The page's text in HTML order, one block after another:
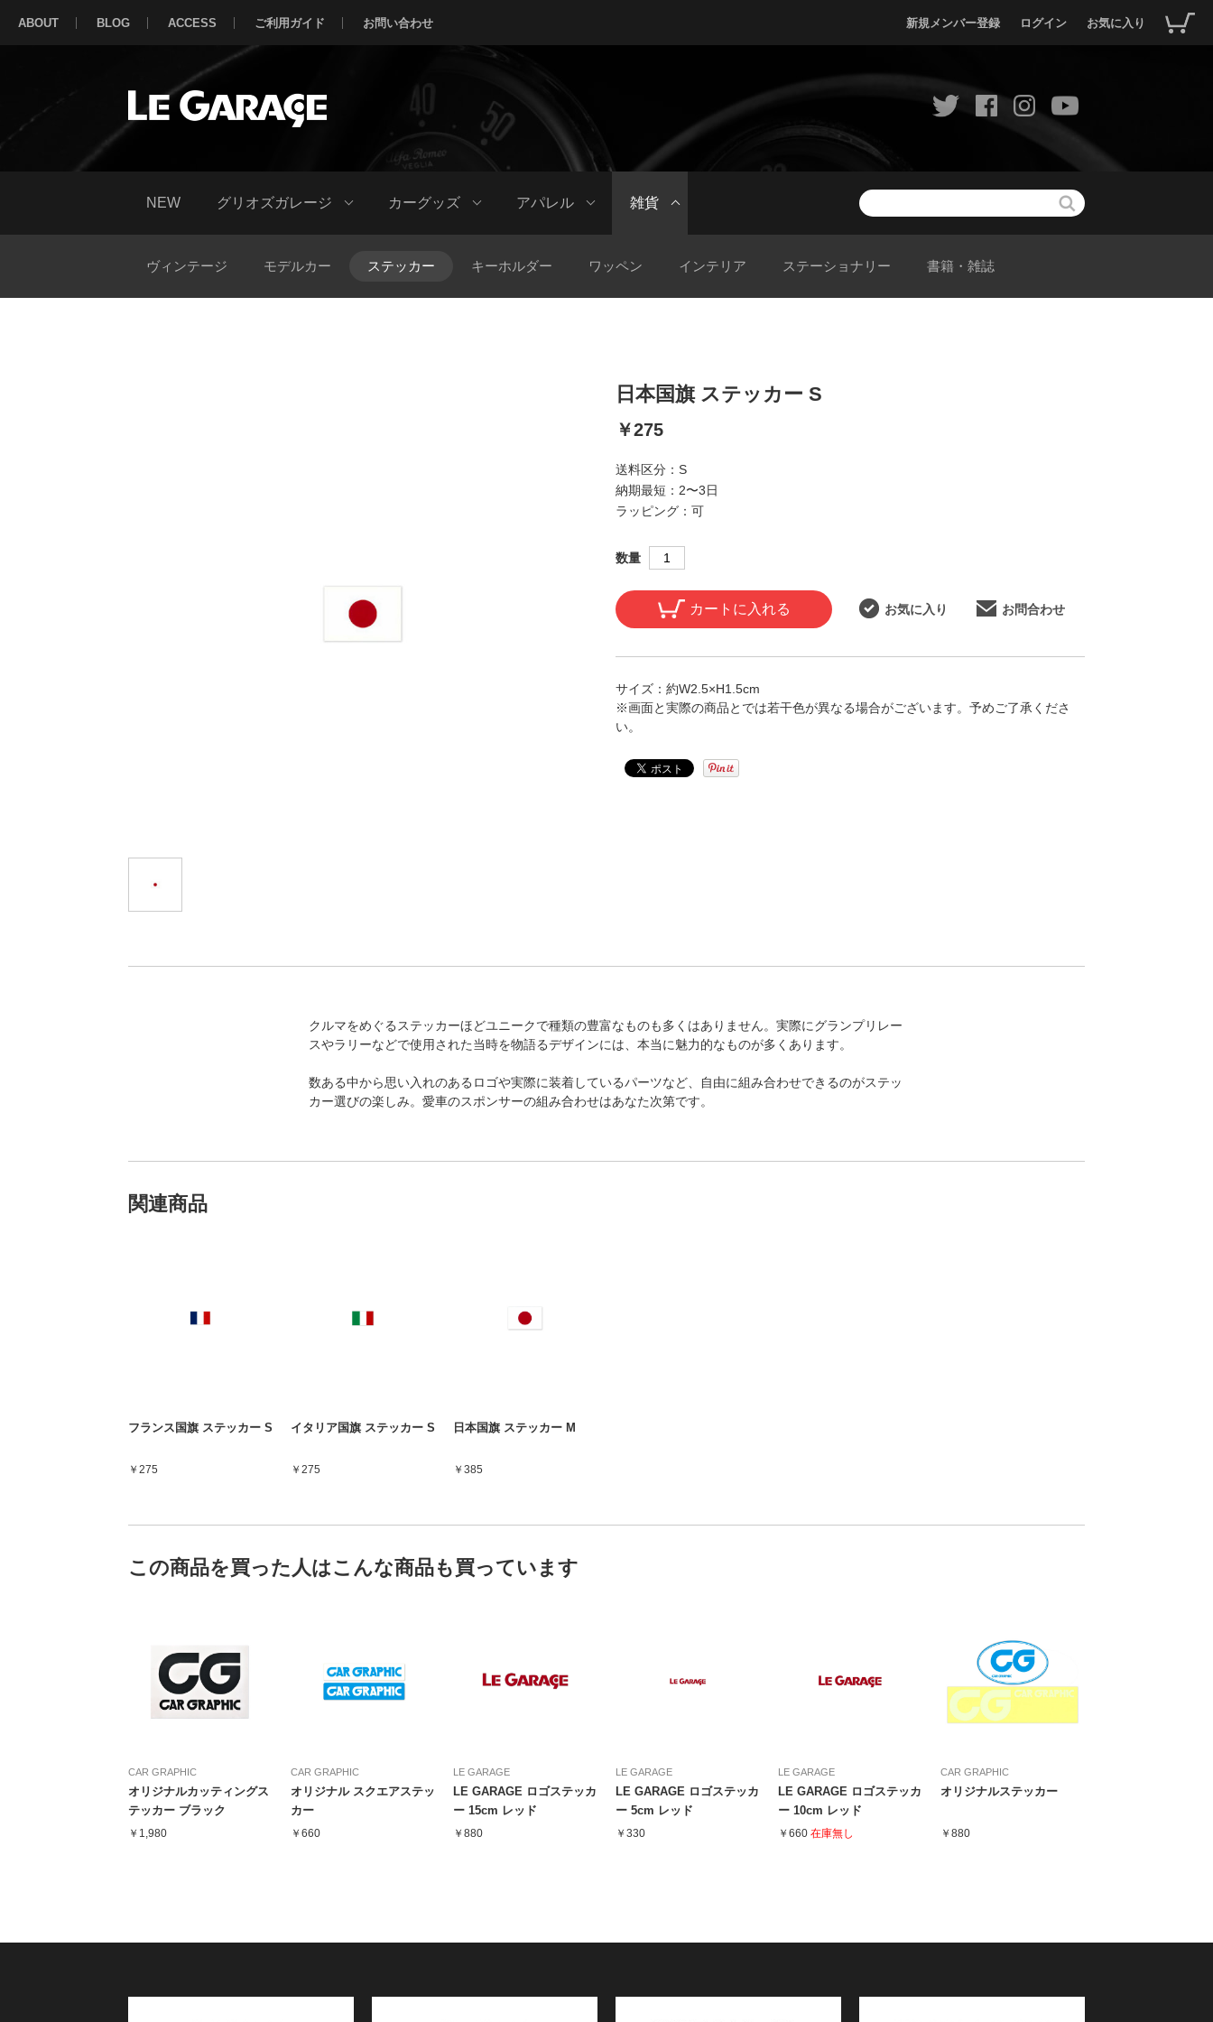
新規メンバー登録 ログイン お気に入り
ABOUT BLOG ACCESS ご利用ガイド お問い合わせ
NEW グリオズガレージ カーグッズ アパレル 雑貨
ヴィンテージ モデルカー ステッカー キーホルダー ワッペン インテリア ステーショナリー 書籍・雑誌
日本国旗 ステッカー S
￥275
送料区分： S
納期最短： 2〜3日
ラッピング： 可
数量
カートに入れる お気に入り お問合わせ
サイズ：約W2.5×H1.5cm
※画面と実際の商品とでは若干色が異なる場合がございます。予めご了承くださ
い。
クルマをめぐるステッカーほどユニークで種類の豊富なものも多くはありません。実際にグランプリレー
スやラリーなどで使用された当時を物語るデザインには、本当に魅力的なものが多くあります。
数ある中から思い入れのあるロゴや実際に装着しているパーツなど、自由に組み合わせできるのがステッ
カー選びの楽しみ。愛車のスポンサーの組み合わせはあなた次第です。
関連商品
フランス国旗 ステッカー S
￥275
イタリア国旗 ステッカー S
￥275
日本国旗 ステッカー M
￥385
この商品を買った人はこんな商品も買っています
CAR GRAPHIC
オリジナルカッティングス
テッカー ブラック
￥1,980
CAR GRAPHIC
オリジナル スクエアステッ
カー
￥660
LE GARAGE
LE GARAGE ロゴステッカ
ー 15cm レッド
￥880
LE GARAGE
LE GARAGE ロゴステッカ
ー 5cm レッド
￥330
LE GARAGE
LE GARAGE ロゴステッカ
ー 10cm レッド
￥660 在庫無し
CAR GRAPHIC
オリジナルステッカー
￥880